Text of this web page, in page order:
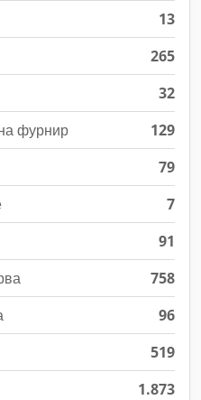
13
265
32
фурнир
129
79
7
91
758
96
519
1.873